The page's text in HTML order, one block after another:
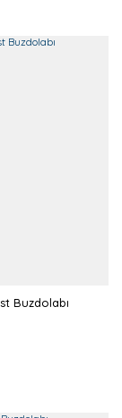
Buzdolabı